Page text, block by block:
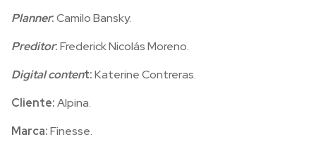
Planner:Camilo Bansky.
Preditor:Frederick Nicolás Moreno.
Digital content:Katerine Contreras.
Cliente:Alpina.
Marca:Finesse.